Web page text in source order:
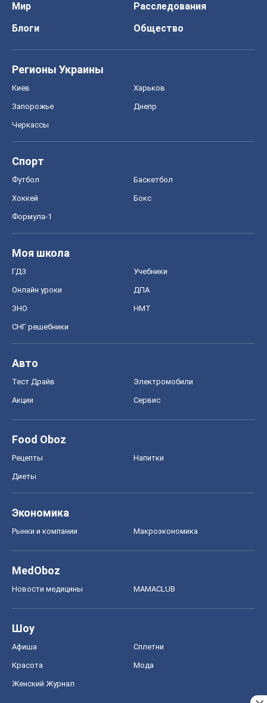
Мир
Расследования
Блоги
Общество
Регионы Украины
Киев Харьков
Запорожье Днепр
Черкассы
Спорт
Футбол Баскетбол
Хоккей Бокс
Формула-1
Моя школа
ГДЗ Учебники
Онлайн уроки ДПА
ЗНО НМТ
СНГ решебники
Авто
Тест Драйв Электромобили
Акции Сервис
Food Oboz
Рецепты Напитки
Диеты
Экономика
Рынки и компании Mакроэкономика
MedOboz
Новости медицины MAMACLUB
Шоу
Афиша Сплетни
Красота Мода
Женский Журнал